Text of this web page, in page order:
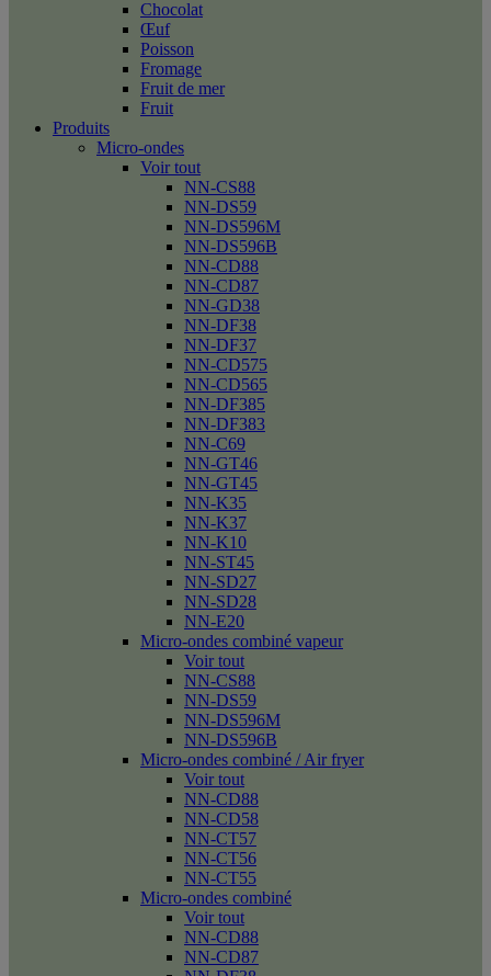
Chocolat
Œuf
Poisson
Fromage
Fruit de mer
Fruit
Produits
Micro-ondes
Voir tout
NN-CS88
NN-DS59
NN-DS596M
NN-DS596B
NN-CD88
NN-CD87
NN-GD38
NN-DF38
NN-DF37
NN-CD575
NN-CD565
NN-DF385
NN-DF383
NN-C69
NN-GT46
NN-GT45
NN-K35
NN-K37
NN-K10
NN-ST45
NN-SD27
NN-SD28
NN-E20
Micro-ondes combiné vapeur
Voir tout
NN-CS88
NN-DS59
NN-DS596M
NN-DS596B
Micro-ondes combiné / Air fryer
Voir tout
NN-CD88
NN-CD58
NN-CT57
NN-CT56
NN-CT55
Micro-ondes combiné
Voir tout
NN-CD88
NN-CD87